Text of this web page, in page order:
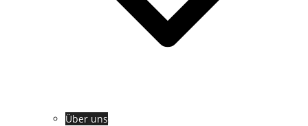
Über uns